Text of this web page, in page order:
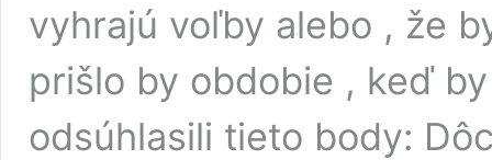
vyhrajú voľby alebo , že
prišlo by obdobie , keď
odsúhlasili tieto body: